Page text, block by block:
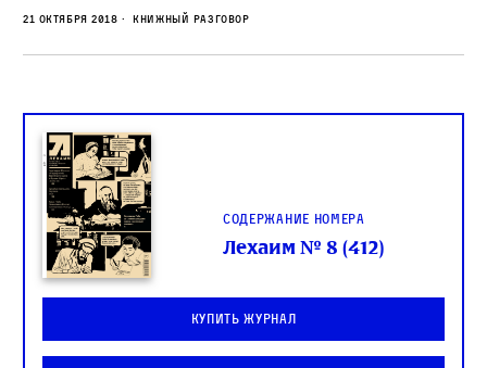
21 октября 2018 Книжный разговор
Содержание номера
Лехаим № 8 (412)
Купить журнал